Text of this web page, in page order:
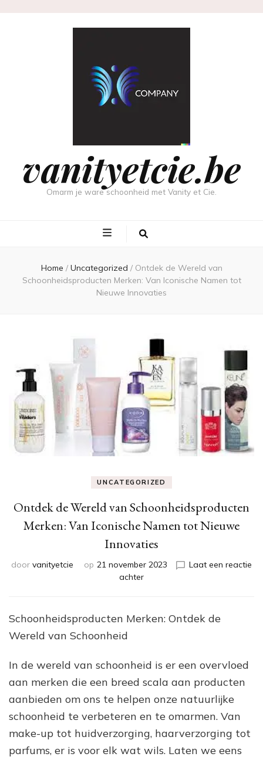
vanityetcie.be
Omarm je ware schoonheid met Vanity et Cie.
Home / Uncategorized / Ontdek de Wereld van
Schoonheidsproducten Merken: Van Iconische Namen tot
Nieuwe Innovaties
UNCATEGORIZED
Ontdek de Wereld van Schoonheidsproducten
Merken: Van Iconische Namen tot Nieuwe
Innovaties
door vanityetcie op 21 november 2023
Laat een reactie
achterop
Wereld
van
Van
Namen
tot
Nieuwe
Schoonheidsproducten Merken: Ontdek de
Wereld van Schoonheid
In de wereld van schoonheid is er een overvloed
aan merken die een breed scala aan producten
aanbieden om ons te helpen onze natuurlijke
schoonheid te verbeteren en te omarmen. Van
make-up tot huidverzorging, haarverzorging tot
parfums, er is voor elk wat wils. Laten we eens